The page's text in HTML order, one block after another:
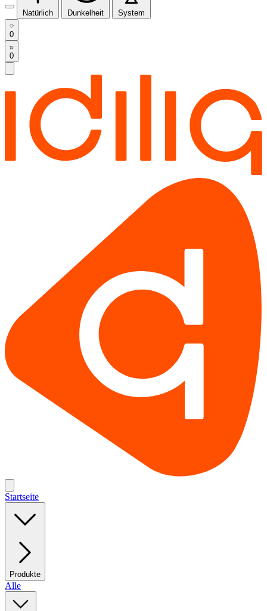
Natürlich Dunkelheit System
0
0
Startseite
Produkte
Alle